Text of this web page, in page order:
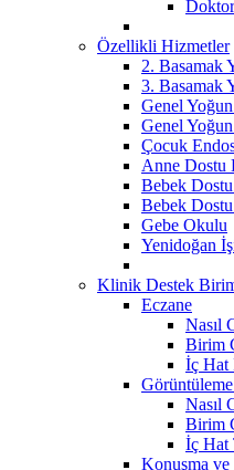
Özellikli Hizmetler
2. Basamak
3. Basamak
Genel
Genel
Çocuk
Anne Dostu
Bebek
Bebek
Gebe Okulu
Yenidoğan
Klinik Destek
Eczane
Nasıl
Birim
İç Hat
Nasıl
Birim
İç Hat
Konuşma